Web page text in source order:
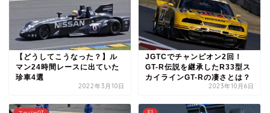
【どうしてこうなった？】ル
マン24時間レースに出ていた
珍車4選
2022年3月10日
JGTCでチャンピオン2回！
GT-R伝説を継承したR33型ス
カイラインGT-Rの凄さとは？
2023年10月6日